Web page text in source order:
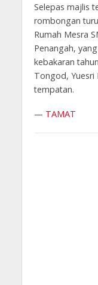
Selepas majlis
rombongan
Rumah Mesra
Penangah,
kebakaran
Tongod, Yuesri
tempatan.
— TAMAT